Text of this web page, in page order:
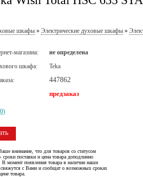
шкафы »Электрические духовые шкафы »
магазина:
не определена
шкафа:
Teka
447862
предзаказ
внимание, что для товаров со статусом
сроки поставки и цена товара доподлинно
В момент появления товара в наличии наши
с Вами и сообщат о возможных сроках
товара.